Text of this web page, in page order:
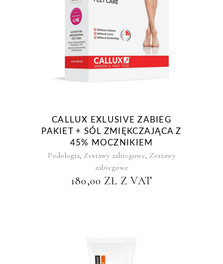
CALLUX EXLUSIVE ZABIEG
PAKIET + SÓL ZMIĘKCZAJĄCA Z
45% MOCZNIKIEM
Podologia, Zestawy zabiegowe, Zestawy
zabiegowe
180,00 ZŁ Z VAT